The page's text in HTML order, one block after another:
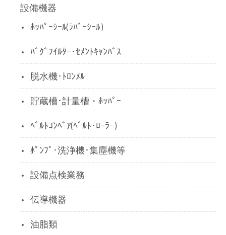
設備機器
ﾎｯﾊﾟｰｼｰﾙ(ﾗﾊﾞｰｼｰﾙ)
ﾊﾞｸﾞﾌｲﾙﾀｰ･ｾﾒﾝﾄｷｬﾝﾊﾞｽ
脱水機･ﾄﾛﾝﾒﾙ
貯蔵槽･計量槽・ﾎｯﾊﾟｰ
ﾍﾞﾙﾄｺﾝﾍﾞｱ(ﾍﾞﾙﾄ･ﾛｰﾗｰ)
ﾎﾟﾝﾌﾟ･洗浄機･集塵機等
設備点検業務
伝導機器
油脂類